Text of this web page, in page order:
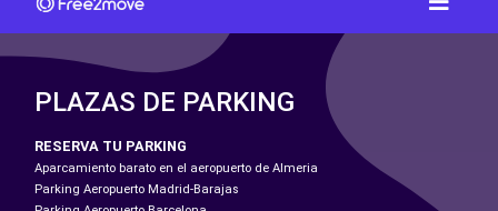
PLAZAS DE PARKING
RESERVA TU PARKING
Aparcamiento barato en el aeropuerto de Almeria
Parking Aeropuerto Madrid-Barajas